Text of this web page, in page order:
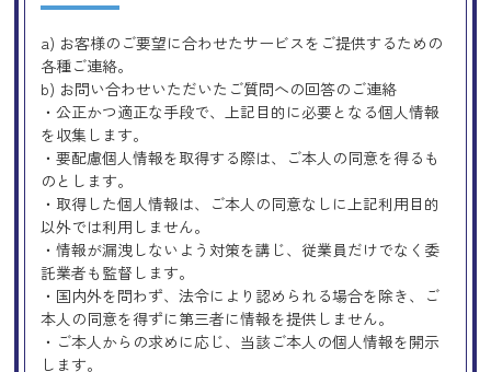
a) お客様のご要望に合わせたサービスをご提供するための
各種ご連絡。
b) お問い合わせいただいたご質問への回答のご連絡
・公正かつ適正な手段で、上記目的に必要となる個人情報
を収集します。
・要配慮個人情報を取得する際は、ご本人の同意を得るも
のとします。
・取得した個人情報は、ご本人の同意なしに上記利用目的
以外では利用しません。
・情報が漏洩しないよう対策を講じ、従業員だけでなく委
託業者も監督します。
・国内外を問わず、法令により認められる場合を除き、ご
本人の同意を得ずに第三者に情報を提供しません。
・ご本人からの求めに応じ、当該ご本人の個人情報を開示
します。